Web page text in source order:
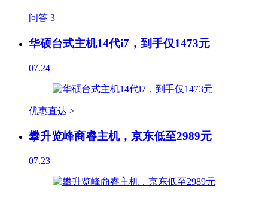
问答 3
华硕台式主机14代i7，到手仅1473元
07.24
优惠直达 >
攀升览峰商睿主机，京东低至2989元
07.23